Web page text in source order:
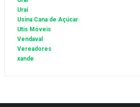
Uraí
Usina Cana de Açúcar
Utis Móveis
Vendaval
Vereadores
xande